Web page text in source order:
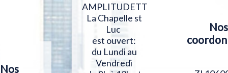
Nos
AMPLITUDETT
La Chapelle st
Luc
est ouvert:
du Lundi au
Vendredi
Nos